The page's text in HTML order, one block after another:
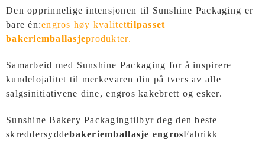
Den opprinnelige intensjonen til Sunshine Packaging er
bare én:engros høy kvalitettilpasset
bakeriemballasjeprodukter.
Samarbeid med Sunshine Packaging for å inspirere
kundelojalitet til merkevaren din på tvers av alle
salgsinitiativene dine, engros kakebrett og esker.
Sunshine Bakery Packagingtilbyr deg den beste
skreddersyddebakeriemballasje engrosFabrikk